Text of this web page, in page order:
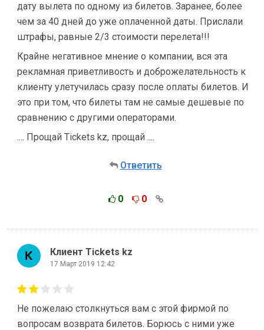
дату вылета по одному из билетов. Заранее, более
чем за 40 дней до уже оплаченной даты. Прислали
штрафы, равные 2/3 стоимости перелета!!!
Крайне негативное мнение о компании, вся эта
рекламная приветливость и доброжелательность к
клиенту улетучилась сразу после оплаты билетов. И
это при том, что билеты там не самые дешевые по
сравнению с другими операторами.
.... Прощай Tickets kz, прощай ....
Ответить
0 0
Клиент Tickets kz
17 Март 2019 12:42
Не пожелаю столкнуться вам с этой фирмой по
вопросам возврата билетов. Борюсь с ними уже